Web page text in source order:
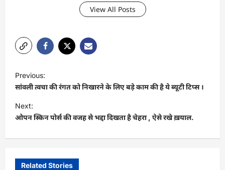
View All Posts
o
s
t
v
Previous:
सांवली त्वचा की रंगत को निखारने के लिए बड़े काम की है ये ब्यूटी टिप्स ।
Next:
ओपन स्किन पोर्स की वजह से भद्दा दिखता है चेहरा , ऐसे रखे ख़याल.
Related Stories